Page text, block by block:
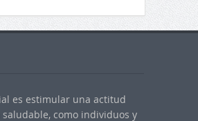
es estimular una actitud
como individuos y